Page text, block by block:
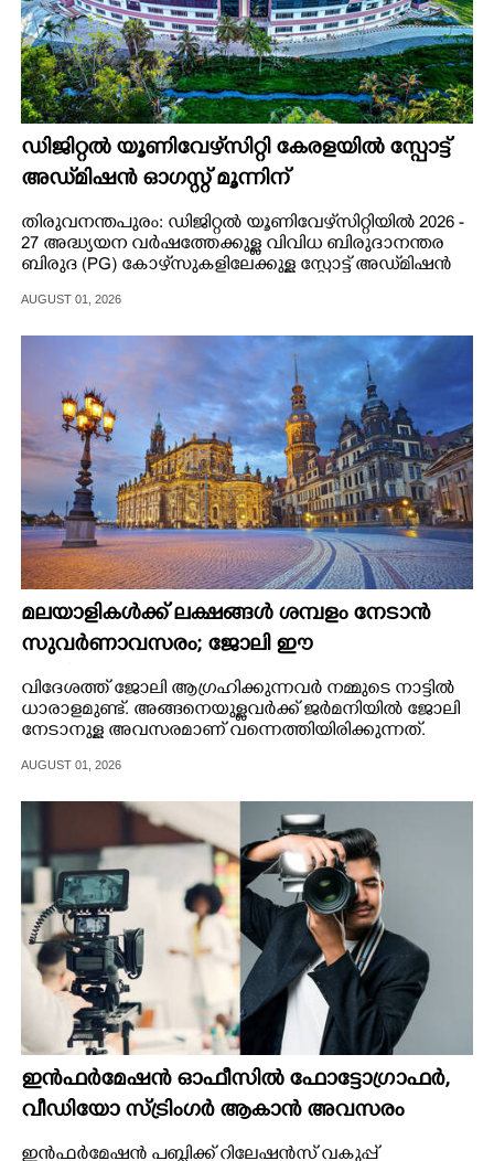
ഡിജിറ്റൽ യൂണിവേഴ്‌സിറ്റി കേരളയിൽ സ്പോ‌ട്ട്
അഡ്‌മിഷൻ ഓഗസ്റ്റ് മൂന്നിന്
തിരുവനന്തപുരം: ഡിജിറ്റൽ യൂണിവേഴ്‌സിറ്റിയിൽ 2026 -
27 അദ്ധ്യയന വർഷത്തേക്കുള്ള വിവിധ ബിരുദാനന്തര
ബിരുദ (PG) കോഴ്‌സുകളിലേക്കുള്ള സ്പോട്ട് അഡ്‌മിഷൻ
നടത്തും.
AUGUST 01, 2026
മലയാളികൾക്ക് ലക്ഷങ്ങൾ ശമ്പളം നേടാൻ
സുവർണാവസരം; ജോലി ഈ
അതിമനോഹരമായ രാജ്യത്ത്
വിദേശത്ത് ജോലി ആഗ്രഹിക്കുന്നവർ നമ്മുടെ നാട്ടിൽ
ധാരാളമുണ്ട്. അങ്ങനെയുള്ളവർക്ക് ജർമനിയിൽ ജോലി
നേടാനുള്ള അവസരമാണ് വന്നെത്തിയിരിക്കുന്നത്.
AUGUST 01, 2026
ഇൻഫർമേഷൻ ഓഫീസിൽ ഫോട്ടോഗ്രാഫർ,
വീഡിയോ സ്ട്രിംഗർ ആകാൻ അവസരം
ഇൻഫർമേഷൻ പബ്ലിക്ക് റിലേഷൻസ് വകുപ്പ്